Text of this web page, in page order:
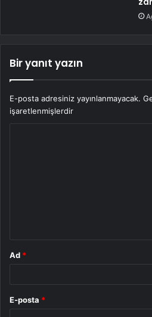
Bir yanıt yazın
E-posta adresiniz yayınlanmayacak.
işaretlenmişlerdir
Ad *
E-posta *